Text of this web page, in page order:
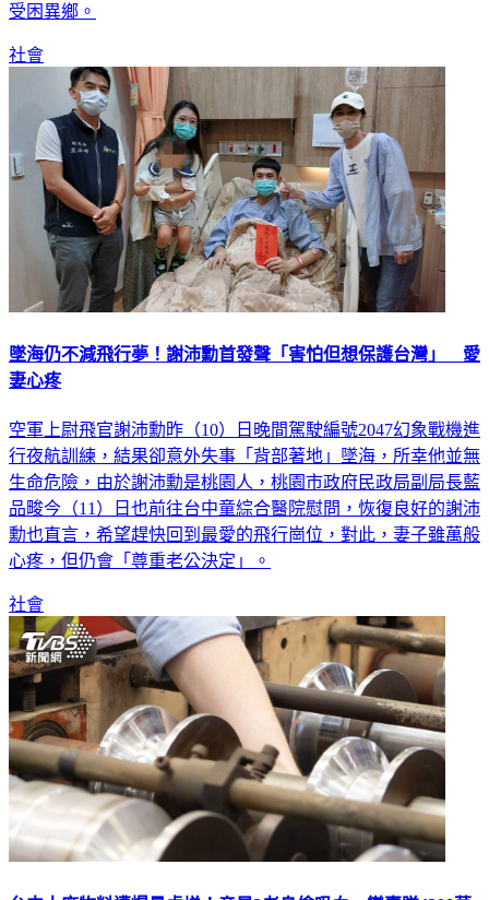
受困異鄉。
社會
墜海仍不減飛行夢！謝沛勳首發聲「害怕但想保護台灣」 愛
妻心疼
空軍上尉飛官謝沛勳昨（10）日晚間駕駛編號2047幻象戰機進
行夜航訓練，結果卻意外失事「背部著地」墜海，所幸他並無
生命危險，由於謝沛勳是桃園人，桃園市政府民政局副局長藍
品畯今（11）日也前往台中童綜合醫院慰問，恢復良好的謝沛
勳也直言，希望趕快回到最愛的飛行崗位，對此，妻子雖萬般
心疼，但仍會「尊重老公決定」。
社會